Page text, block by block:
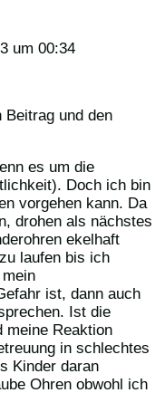
um 00:34
Beitrag und den
es um die
Doch ich bin
vorgehen kann. Da
drohen als nächstes
ekelhaft
laufen bis ich
ist, dann auch
Ist die
meine Reaktion
in schlechtes
Kinder daran
Ohren obwohl ich